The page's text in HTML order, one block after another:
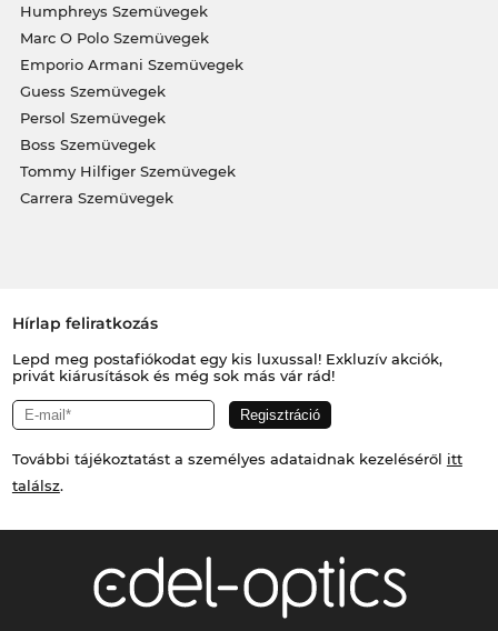
Humphreys Szemüvegek
Marc O Polo Szemüvegek
Emporio Armani Szemüvegek
Guess Szemüvegek
Persol Szemüvegek
Boss Szemüvegek
Tommy Hilfiger Szemüvegek
Carrera Szemüvegek
Hírlap feliratkozás
Lepd meg postafiókodat egy kis luxussal! Exkluzív akciók,
privát kiárusítások és még sok más vár rád!
További tájékoztatást a személyes adataidnak kezeléséről itt
találsz.